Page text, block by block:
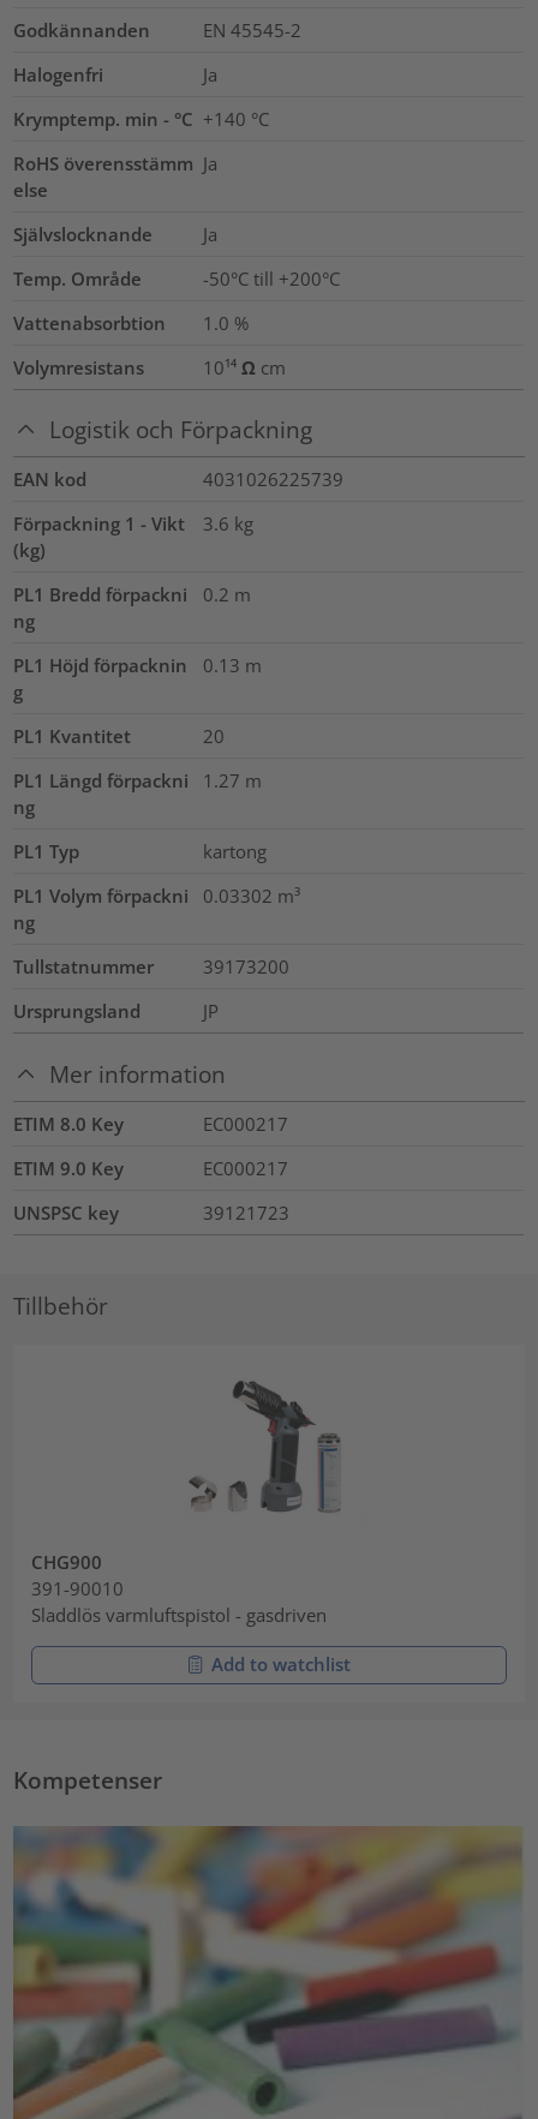
Godkännanden
EN 45545-2
Halogenfri
Ja
Krymptemp. min - °C +140 °C
RoHS överensstämm
else
Ja
Självslocknande
Ja
Temp. Område
-50°C till +200°C
Vattenabsorbtion
1.0 %
Volymresistans
10¹⁴ Ω cm
Logistik och Förpackning
EAN kod
4031026225739
Förpackning 1 - Vikt
(kg)
3.6 kg
PL1 Bredd förpackni
ng
0.2 m
PL1 Höjd förpacknin
g
0.13 m
PL1 Kvantitet
20
PL1 Längd förpackni
ng
1.27 m
PL1 Typ
kartong
PL1 Volym förpackni
ng
0.03302 m³
Tullstatnummer
39173200
Ursprungsland
JP
Mer information
ETIM 8.0 Key
EC000217
ETIM 9.0 Key
EC000217
UNSPSC key
39121723
Tillbehör
CHG900
391-90010
Sladdlös varmluftspistol - gasdriven
Add to watchlist
Kompetenser